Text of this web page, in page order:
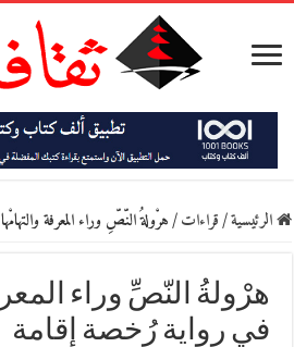
الرئيسية/قراءات/هرْولةُ النّصِّ وراء المعرفة
هرْولةُ النّصِّ وراء
في رواية رُخصة إقامة